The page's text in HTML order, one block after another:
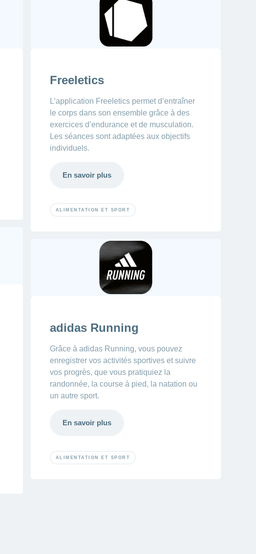
Freeletics
L’application Freeletics permet d’entraîner
le corps dans son ensemble grâce à des
exercices d’endurance et de musculation.
Les séances sont adaptées aux objectifs
individuels.
En savoir plus
ALIMENTATION ET SPORT
adidas Running
Grâce à adidas Running, vous pouvez
enregistrer vos activités sportives et suivre
vos progrès, que vous pratiquiez la
randonnée, la course à pied, la natation ou
un autre sport.
En savoir plus
ALIMENTATION ET SPORT